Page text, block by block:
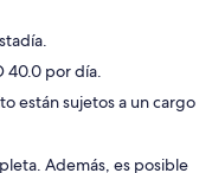
40.0 por día.
están sujetos a un cargo
Además, es posible